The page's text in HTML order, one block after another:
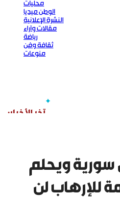
محليات
الوطن ميديا
النشرة الإعلانية
مقالات وآراء
رياضة
ثقافة وفن
منوعات
سورية ويحلم
للإرهاب لن